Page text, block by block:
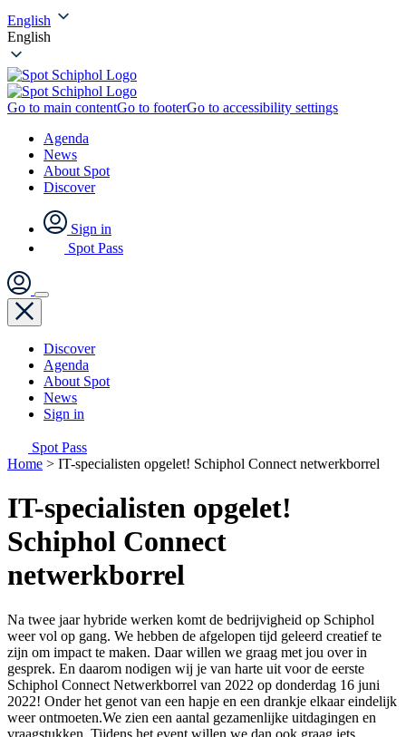
English
English
Go to main contentGo to footerGo to accessibility settings
Agenda
News
About Spot
Discover
Sign in
Spot Pass
Discover
Agenda
About Spot
News
Sign in
Spot Pass
Home > IT-specialisten opgelet! Schiphol Connect netwerkborrel
IT-specialisten opgelet!
Schiphol Connect
netwerkborrel
Na twee jaar hybride werken komt de bedrijvigheid op Schiphol
weer vol op gang. We hebben de afgelopen tijd geleerd creatief te
zijn om impact te maken. Daar willen we graag met jou over in
gesprek. En daarom nodigen wij je van harte uit voor de eerste
Schiphol Connect Netwerkborrel van 2022 op donderdag 16 juni
2022! Onder het genot van een hapje en een drankje elkaar eindelijk
weer ontmoeten.We zien een aantal gezamenlijke uitdagingen en
vraagstukken. Tijdens het event willen we dan ook graag iets